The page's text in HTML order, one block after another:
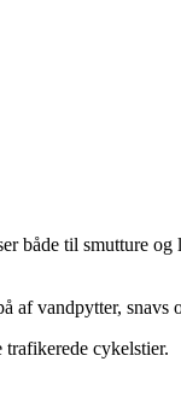
både til smutture
af vandpytter, snavs
cykelstier.